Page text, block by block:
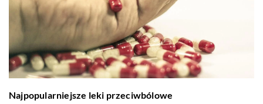
Najpopularniejsze leki przeciwbólowe